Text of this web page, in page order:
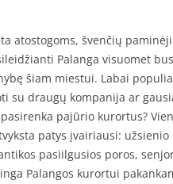
atostogoms, švenčių
Palanga visuomet
šiam miestui. Labai
su draugų kompanija ar
pajūrio kurortus?
patys įvairiausi:
pasiilgusios poros,
Palangos kurortui